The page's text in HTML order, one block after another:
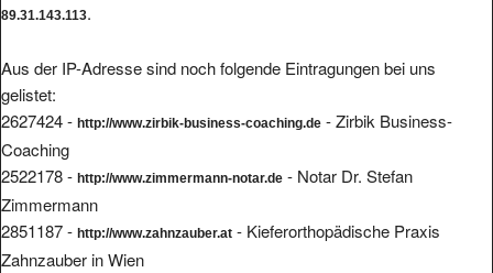
89.31.143.113.
Aus der IP-Adresse sind noch folgende Eintragungen bei uns
gelistet:
2627424 - http://www.zirbik-business-coaching.de - Zirbik Business-
Coaching
2522178 - http://www.zimmermann-notar.de - Notar Dr. Stefan
Zimmermann
2851187 - http://www.zahnzauber.at - Kieferorthopädische Praxis
Zahnzauber in Wien